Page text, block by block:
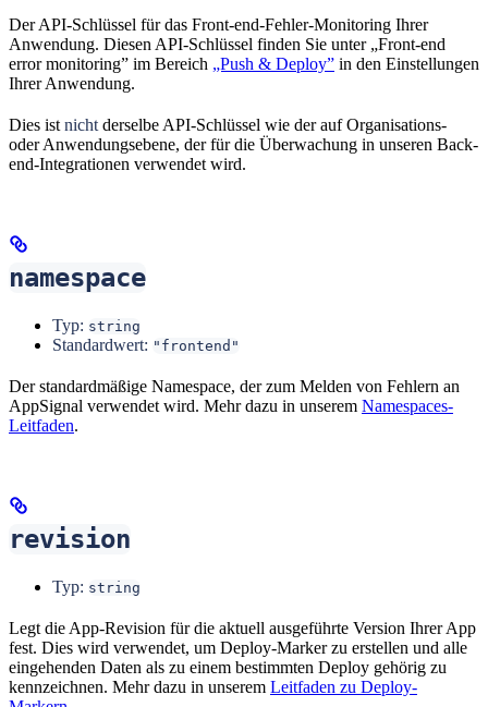
Der API-Schlüssel für das Front-end-Fehler-Monitoring Ihrer
Anwendung. Diesen API-Schlüssel finden Sie unter „Front-end
error monitoring” im Bereich „Push & Deploy” in den Einstellungen
Ihrer Anwendung.
Dies ist nicht derselbe API-Schlüssel wie der auf Organisations-
oder Anwendungsebene, der für die Überwachung in unseren Back-
end-Integrationen verwendet wird.
namespace
Typ: string
Standardwert: "frontend"
Der standardmäßige Namespace, der zum Melden von Fehlern an
AppSignal verwendet wird. Mehr dazu in unserem Namespaces-
Leitfaden.
revision
Typ: string
Legt die App-Revision für die aktuell ausgeführte Version Ihrer App
fest. Dies wird verwendet, um Deploy-Marker zu erstellen und alle
eingehenden Daten als zu einem bestimmten Deploy gehörig zu
kennzeichnen. Mehr dazu in unserem Leitfaden zu Deploy-